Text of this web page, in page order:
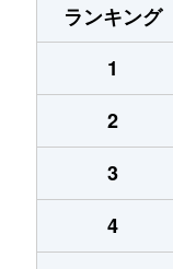
ランキング
1
2
3
4